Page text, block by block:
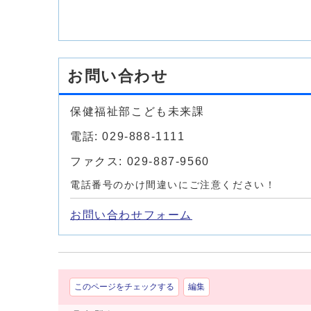
お問い合わせ
保健福祉部こども未来課
電話: 029-888-1111
ファクス: 029-887-9560
電話番号のかけ間違いにご注意ください！
お問い合わせフォーム
このページをチェックする 編集